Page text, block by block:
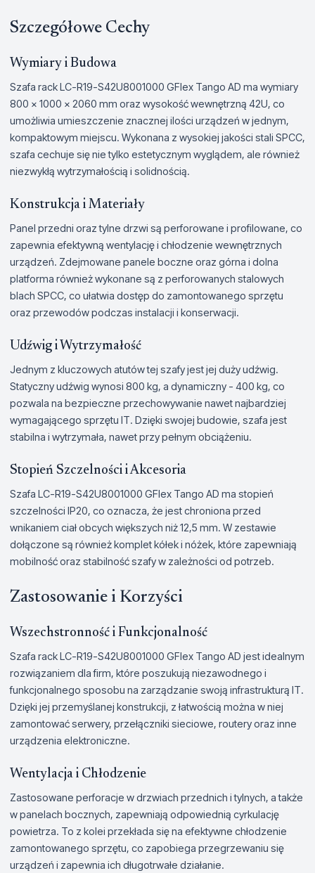
Szczegółowe Cechy
Wymiary i Budowa
Szafa rack LC-R19-S42U8001000 GFlex Tango AD ma wymiary
800 x 1000 x 2060 mm oraz wysokość wewnętrzną 42U, co
umożliwia umieszczenie znacznej ilości urządzeń w jednym,
kompaktowym miejscu. Wykonana z wysokiej jakości stali SPCC,
szafa cechuje się nie tylko estetycznym wyglądem, ale również
niezwykłą wytrzymałością i solidnością.
Konstrukcja i Materiały
Panel przedni oraz tylne drzwi są perforowane i profilowane, co
zapewnia efektywną wentylację i chłodzenie wewnętrznych
urządzeń. Zdejmowane panele boczne oraz górna i dolna
platforma również wykonane są z perforowanych stalowych
blach SPCC, co ułatwia dostęp do zamontowanego sprzętu
oraz przewodów podczas instalacji i konserwacji.
Udźwig i Wytrzymałość
Jednym z kluczowych atutów tej szafy jest jej duży udźwig.
Statyczny udźwig wynosi 800 kg, a dynamiczny - 400 kg, co
pozwala na bezpieczne przechowywanie nawet najbardziej
wymagającego sprzętu IT. Dzięki swojej budowie, szafa jest
stabilna i wytrzymała, nawet przy pełnym obciążeniu.
Stopień Szczelności i Akcesoria
Szafa LC-R19-S42U8001000 GFlex Tango AD ma stopień
szczelności IP20, co oznacza, że jest chroniona przed
wnikaniem ciał obcych większych niż 12,5 mm. W zestawie
dołączone są również komplet kółek i nóżek, które zapewniają
mobilność oraz stabilność szafy w zależności od potrzeb.
Zastosowanie i Korzyści
Wszechstronność i Funkcjonalność
Szafa rack LC-R19-S42U8001000 GFlex Tango AD jest idealnym
rozwiązaniem dla firm, które poszukują niezawodnego i
funkcjonalnego sposobu na zarządzanie swoją infrastrukturą IT.
Dzięki jej przemyślanej konstrukcji, z łatwością można w niej
zamontować serwery, przełączniki sieciowe, routery oraz inne
urządzenia elektroniczne.
Wentylacja i Chłodzenie
Zastosowane perforacje w drzwiach przednich i tylnych, a także
w panelach bocznych, zapewniają odpowiednią cyrkulację
powietrza. To z kolei przekłada się na efektywne chłodzenie
zamontowanego sprzętu, co zapobiega przegrzewaniu się
urządzeń i zapewnia ich długotrwałe działanie.